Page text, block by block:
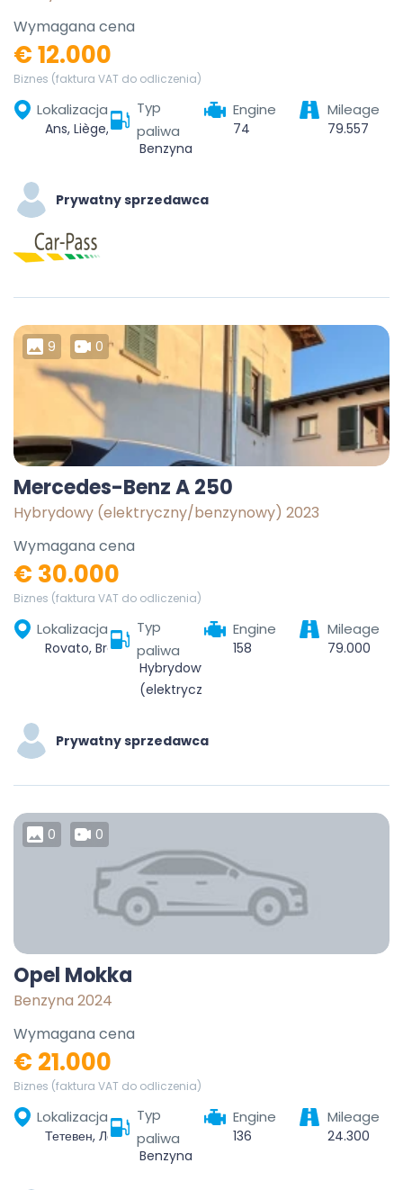
Wymagana cena
€ 12.000
Biznes (faktura VAT do odliczenia)
Lokalizacja
Ans, Liège, Wallonia, 4430, Belgium
Typ
paliwa
Benzyna
Engine
74
Mileage
79.557
Prywatny sprzedawca
9 0
Mercedes-Benz A 250
Hybrydowy (elektryczny/benzynowy) 2023
Wymagana cena
€ 30.000
Biznes (faktura VAT do odliczenia)
Lokalizacja
Rovato, Brescia, Lombardia, 25038, Italia
Typ
paliwa
Hybrydowy
(elektryczny/benzynowy)
Engine
158
Mileage
79.000
Prywatny sprzedawca
0 0
Opel Mokka
Benzyna 2024
Wymagana cena
€ 21.000
Biznes (faktura VAT do odliczenia)
Lokalizacja
Тетевен, Ловеч, България
Typ
paliwa
Benzyna
Engine
136
Mileage
24.300